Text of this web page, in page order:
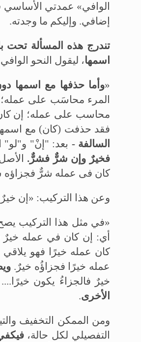
الوافي» عمدتي
إضافي. وإليكم ما وجدته.
تندرج هذه المسألة تحت
اسمها، ليقول النحو
«وأما حذفها مع اسمها
المرء محاسَب على عمله؛
محاسب على عمله؛ إن كان
فقد حذفت (كان) مع
السالفة - بعد: "إنْ" و"لو"
فخيرٌ وإن شرٌّ فشرٌّ.
كان فى عمله شرٌّ فجزاؤه
وعن هذا التركيب: «إن
«في مثل هذا التركيب
أي: إن كان في عمله
كان عمله خيرًا فهو يلاقي
عمله خيرًا فجزاؤُه خيرٌ.
خيرٌ فالجزاءُ يكون
الأخرى.
ومن الممكن التخفيف
التفصيلي لكل حالة،